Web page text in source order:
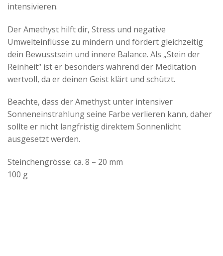
intensivieren.
Der Amethyst hilft dir, Stress und negative
Umwelteinflüsse zu mindern und fördert gleichzeitig
dein Bewusstsein und innere Balance. Als „Stein der
Reinheit“ ist er besonders während der Meditation
wertvoll, da er deinen Geist klärt und schützt.
Beachte, dass der Amethyst unter intensiver
Sonneneinstrahlung seine Farbe verlieren kann, daher
sollte er nicht langfristig direktem Sonnenlicht
ausgesetzt werden.
Steinchengrösse: ca. 8 – 20 mm
100 g